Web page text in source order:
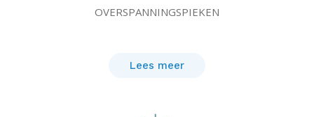
OVERSPANNINGSPIEKEN
Lees meer